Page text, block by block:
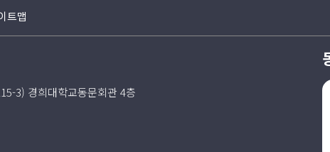
트맵
3) 경희대학교동문회관 4층